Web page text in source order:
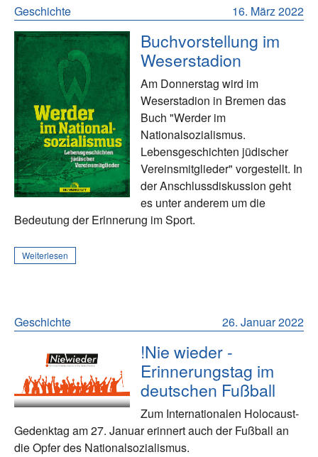
16. März 2022
Geschichte
Buchvorstellung im
Weserstadion
Am Donnerstag wird im
Weserstadion in Bremen das
Buch "Werder im
Nationalsozialismus.
Lebensgeschichten jüdischer
Vereinsmitglieder" vorgestellt. In
der Anschlussdiskussion geht
es unter anderem um die
Bedeutung der Erinnerung im Sport.
Weiterlesen
26. Januar 2022
Geschichte
!Nie wieder -
Erinnerungstag im
deutschen Fußball
Zum Internationalen Holocaust-
Gedenktag am 27. Januar erinnert auch der Fußball an
die Opfer des Nationalsozialismus.